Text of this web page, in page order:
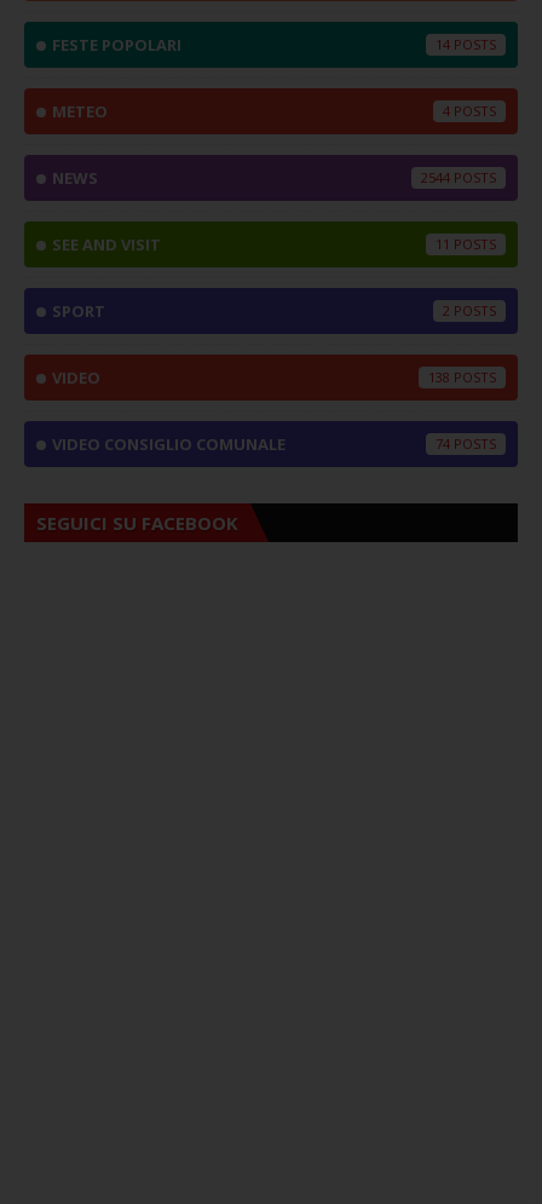
FESTE POPOLARI 14
METEO 4
NEWS 2544
SEE AND VISIT 11
SPORT 2
VIDEO 138
VIDEO CONSIGLIO COMUNALE 74
SEGUICI SU FACEBOOK